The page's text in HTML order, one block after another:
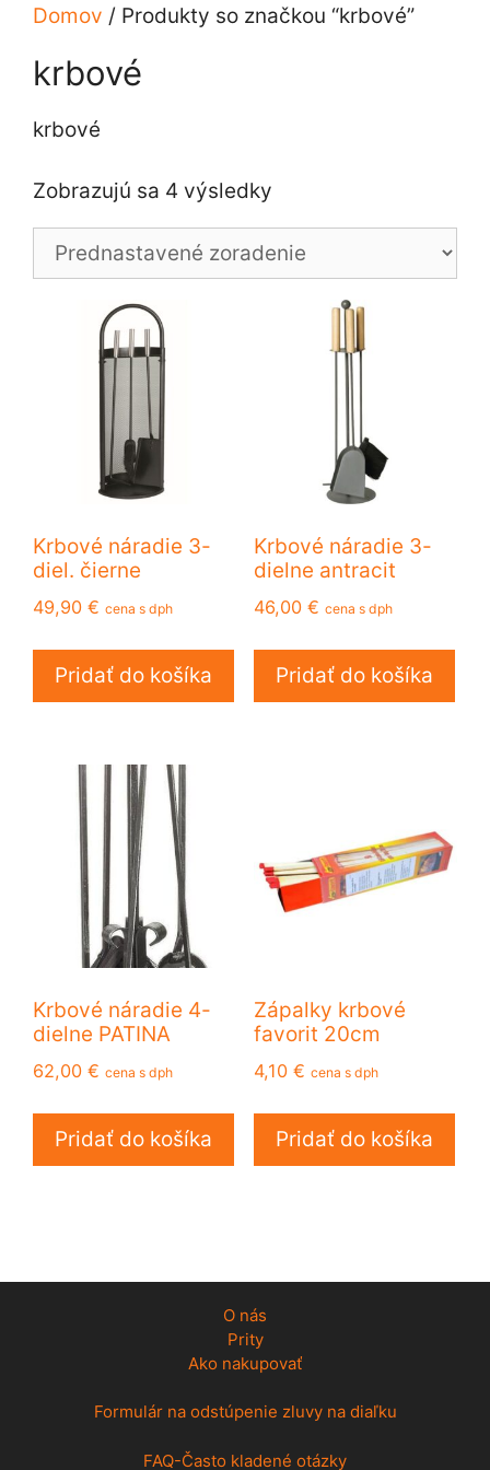
Domov / Produkty so značkou “krbové”
krbové
krbové
Zobrazujú sa 4 výsledky
Krbové náradie 3-
diel. čierne
49,90 € cena s dph
Pridať do košíka
Krbové náradie 3-
dielne antracit
46,00 € cena s dph
Pridať do košíka
Krbové náradie 4-
dielne PATINA
62,00 € cena s dph
Pridať do košíka
Zápalky krbové
favorit 20cm
4,10 € cena s dph
Pridať do košíka
O nás
Prity
Ako nakupovať
Formulár na odstúpenie zluvy na diaľku
FAQ-Často kladené otázky